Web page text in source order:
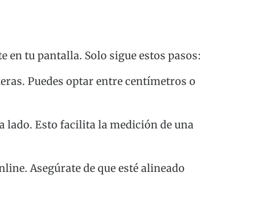
tu pantalla. Solo sigue estos pasos:
Puedes optar entre centímetros o
lado. Esto facilita la medición de una
Asegúrate de que esté alineado